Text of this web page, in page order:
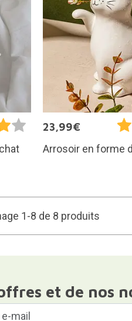
23,99€
Arrosoir en forme
1-8 de 8 produits
et de nos